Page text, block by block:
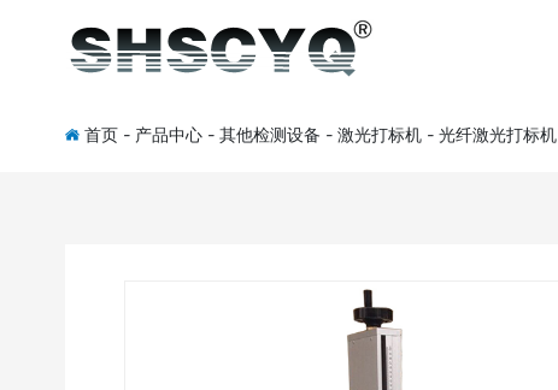
首页 - 产品中心 - 其他检测设备 - 激光打标机 - 光纤激光打标机